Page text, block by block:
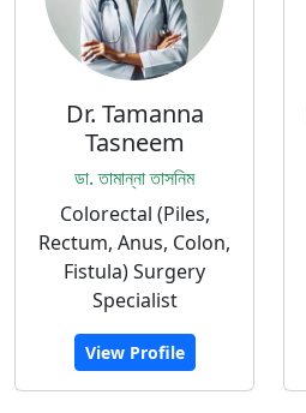
Dr. Tamanna
Tasneem
ডা. তামান্না তাসনিম
Colorectal (Piles,
Rectum, Anus, Colon,
Fistula) Surgery
Specialist
View Profile